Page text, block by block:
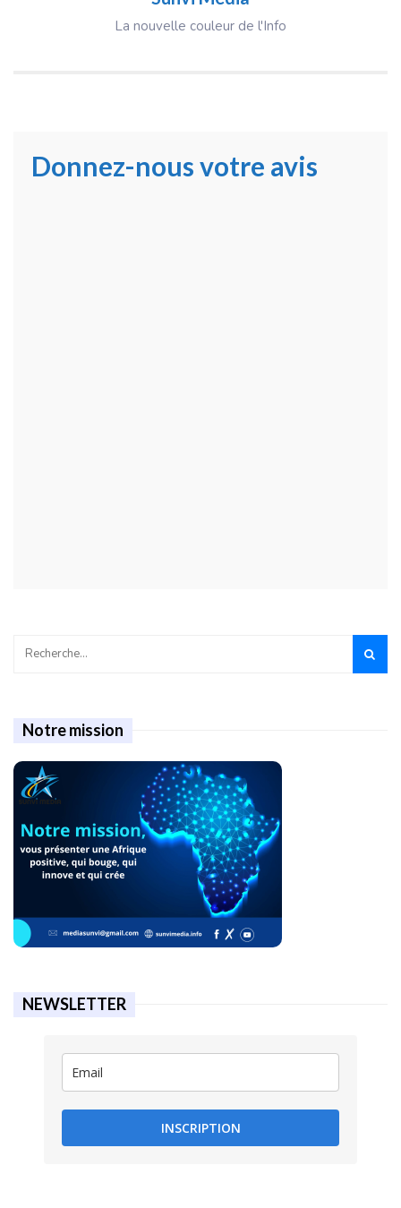
La nouvelle couleur de l'Info
Donnez-nous votre avis
Notre mission
NEWSLETTER
INSCRIPTION